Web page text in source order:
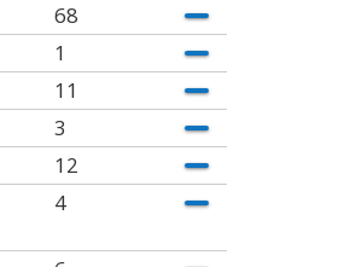
68
1
11
3
12
4